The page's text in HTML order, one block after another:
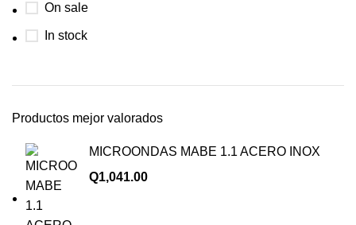
On sale
In stock
Productos mejor valorados
MICROONDAS MABE 1.1 ACERO INOX
Q1,041.00